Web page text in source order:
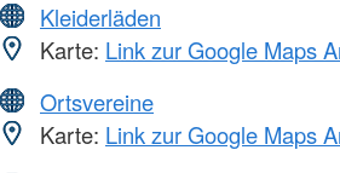
Kleiderläden
Karte: Link zur Google Maps
Ortsvereine
Karte: Link zur Google Maps